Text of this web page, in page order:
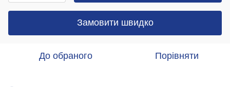
Замовити швидко
До обраного Порівняти